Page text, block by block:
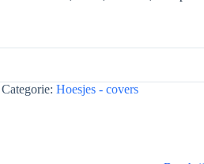
Categorie: Hoesjes - covers